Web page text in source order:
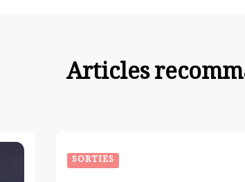
Articles
SORTIES